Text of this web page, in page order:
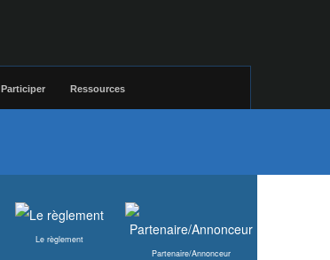
Participer Ressources
Le règlement
Partenaire/Annonceur